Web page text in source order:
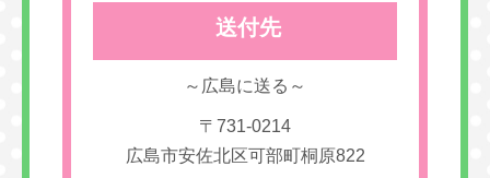
送付先
～広島に送る～
〒731-0214
広島市安佐北区可部町桐原822